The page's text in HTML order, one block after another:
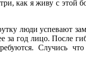
как я живу с
люди успевают
за год лицо. После
Случись